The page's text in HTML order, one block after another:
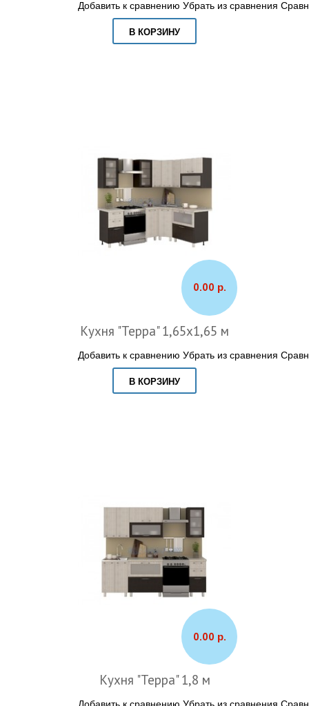
Добавить к сравнению Убрать из сравнения
В КОРЗИНУ
0.00 р.
Кухня "Терра" 1,65х1,65 м
Добавить к сравнению Убрать из сравнения
В КОРЗИНУ
0.00 р.
Кухня "Терра" 1,8 м